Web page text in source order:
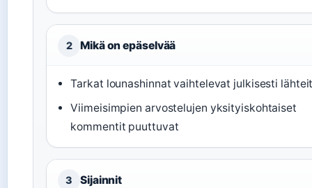
2 Mikä on epäselvää
Tarkat lounashinnat vaihtelevat julkisesti
Viimeisimpien arvostelujen yksityiskohtaiset
kommentit puuttuvat
3 Sijainnit